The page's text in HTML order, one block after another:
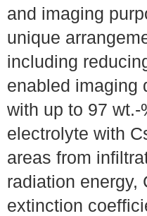
and imaging
unique
including
enabled imaging
with up to 97 wt.-
electrolyte with
areas from
radiation energy,
extinction